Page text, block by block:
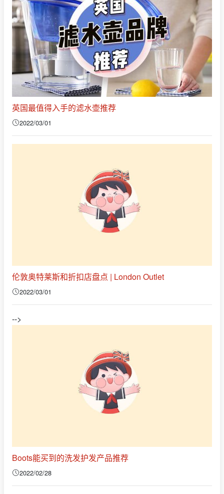
英国最值得入手的滤水壶推荐
2022/03/01
伦敦奥特莱斯和折扣店盘点 | London Outlet
2022/03/01
-->
Boots能买到的洗发护发产品推荐
2022/02/28